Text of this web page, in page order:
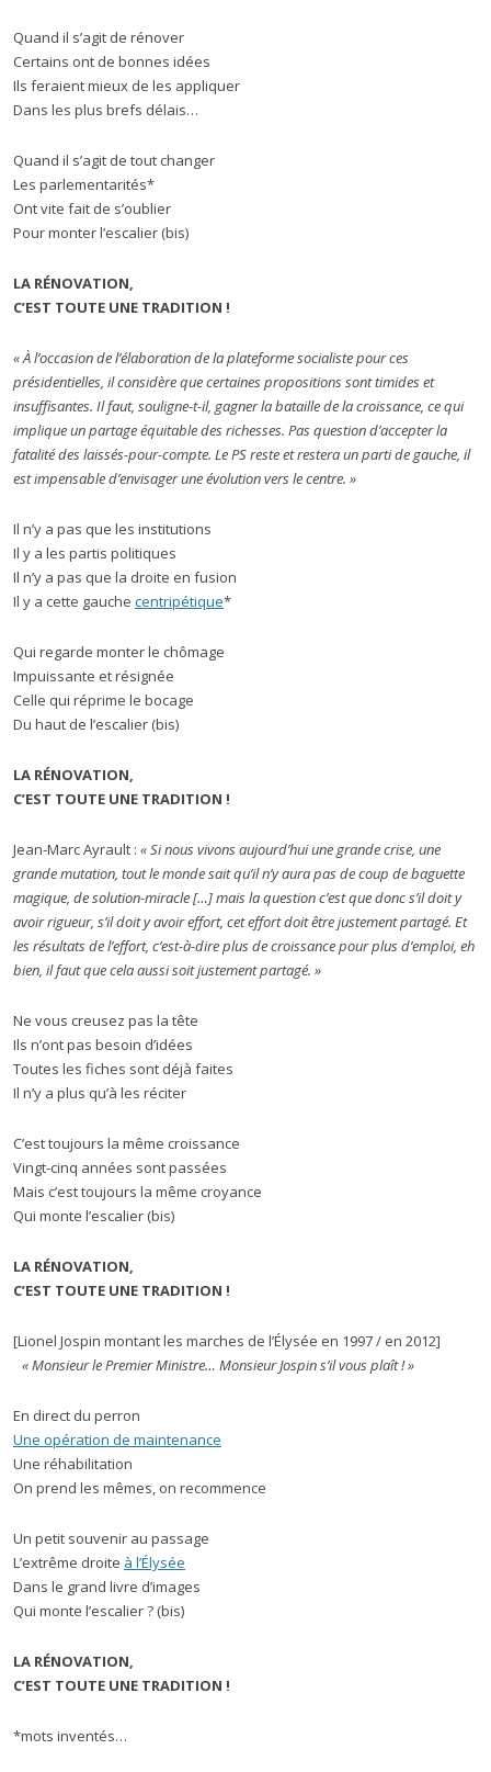
Quand il s’agit de rénover
Certains ont de bonnes idées
Ils feraient mieux de les appliquer
Dans les plus brefs délais…
Quand il s’agit de tout changer
Les parlementarités*
Ont vite fait de s’oublier
Pour monter l’escalier (bis)
LA RÉNOVATION,
C’EST TOUTE UNE TRADITION !
« À l’occasion de l’élaboration de la plateforme socialiste pour ces
présidentielles, il considère que certaines propositions sont timides et
insuffisantes. Il faut, souligne-t-il, gagner la bataille de la croissance, ce qui
implique un partage équitable des richesses. Pas question d’accepter la
fatalité des laissés-pour-compte. Le PS reste et restera un parti de gauche, il
est impensable d’envisager une évolution vers le centre. »
Il n’y a pas que les institutions
Il y a les partis politiques
Il n’y a pas que la droite en fusion
Il y a cette gauche centripétique*
Qui regarde monter le chômage
Impuissante et résignée
Celle qui réprime le bocage
Du haut de l’escalier (bis)
LA RÉNOVATION,
C’EST TOUTE UNE TRADITION !
Jean-Marc Ayrault : « Si nous vivons aujourd’hui une grande crise, une
grande mutation, tout le monde sait qu’il n’y aura pas de coup de baguette
magique, de solution-miracle […] mais la question c’est que donc s’il doit y
avoir rigueur, s’il doit y avoir effort, cet effort doit être justement partagé. Et
les résultats de l’effort, c’est-à-dire plus de croissance pour plus d’emploi, eh
bien, il faut que cela aussi soit justement partagé. »
Ne vous creusez pas la tête
Ils n’ont pas besoin d’idées
Toutes les fiches sont déjà faites
Il n’y a plus qu’à les réciter
C’est toujours la même croissance
Vingt-cinq années sont passées
Mais c’est toujours la même croyance
Qui monte l’escalier (bis)
LA RÉNOVATION,
C’EST TOUTE UNE TRADITION !
[Lionel Jospin montant les marches de l’Élysée en 1997 / en 2012]
« Monsieur le Premier Ministre… Monsieur Jospin s’il vous plaît ! »
En direct du perron
Une opération de maintenance
Une réhabilitation
On prend les mêmes, on recommence
Un petit souvenir au passage
L’extrême droite à l’Élysée
Dans le grand livre d’images
Qui monte l’escalier ? (bis)
LA RÉNOVATION,
C’EST TOUTE UNE TRADITION !
*mots inventés…